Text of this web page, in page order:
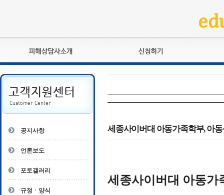
피해상담사란?
자격관리규정
상담사 자격증 확인
- 피해상담사 1급
- 전문수련감독자
- 전문수련기관
교육훈련
자격복원
공지사항
언론보도
포토갤러리
규정ㆍ양식
세종사이버대 아동가족학부, 아
세종사이버대 아동가